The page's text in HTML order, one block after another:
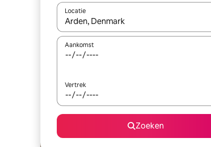
Locatie
Wanneer er resultaten beschikbaar zijn,
Aankomst
Vertrek
Zoeken